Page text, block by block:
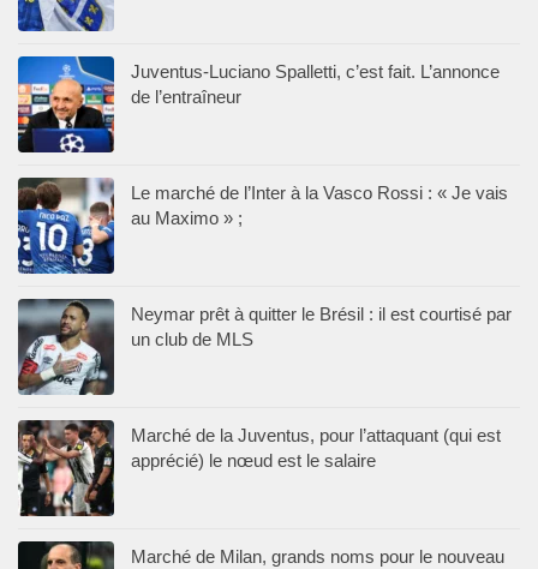
Juventus-Luciano Spalletti, c’est fait. L’annonce
de l’entraîneur
Le marché de l’Inter à la Vasco Rossi : « Je vais
au Maximo » ;
Neymar prêt à quitter le Brésil : il est courtisé par
un club de MLS
Marché de la Juventus, pour l’attaquant (qui est
apprécié) le nœud est le salaire
Marché de Milan, grands noms pour le nouveau